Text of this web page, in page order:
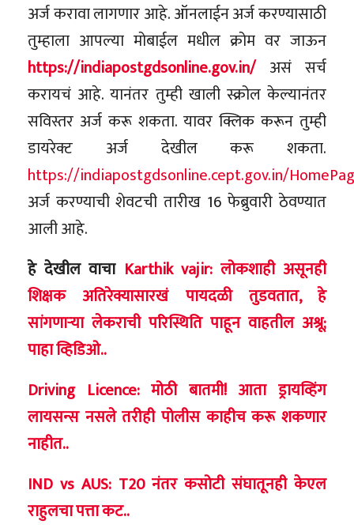
अर्ज करावा लागणार आहे. ऑनलाईन अर्ज करण्यासाठी
तुम्हाला आपल्या मोबाईल मधील क्रोम वर जाऊन
https://indiapostgdsonline.gov.in/असं सर्च
करायचं आहे. यानंतर तुम्ही खाली स्क्रोल केल्यानंतर
सविस्तर अर्ज करू शकता. यावर क्लिक करून तुम्ही
डायरेक्ट अर्ज देखील करू शकता.
https://indiapostgdsonline.cept.gov.in/
अर्ज करण्याची शेवटची तारीख 16 फेब्रुवारी ठेवण्यात
आली आहे.
हे देखील वाचा Karthik vajir: लोकशाही असूनही
शिक्षक अतिरेक्यासारखं पायदळी तुडवतात, हे
सांगणाऱ्या लेकराची परिस्थिति पाहून वाहतील अश्रू;
पाहा व्हिडिओ..
Driving Licence: मोठी बातमी! आता ड्रायव्हिंग
लायसन्स नसले तरीही पोलीस काहीच करू शकणार
नाहीत..
IND vs AUS: T20 नंतर कसोटी संघातूनही केएल
राहुलचा पत्ता कट..